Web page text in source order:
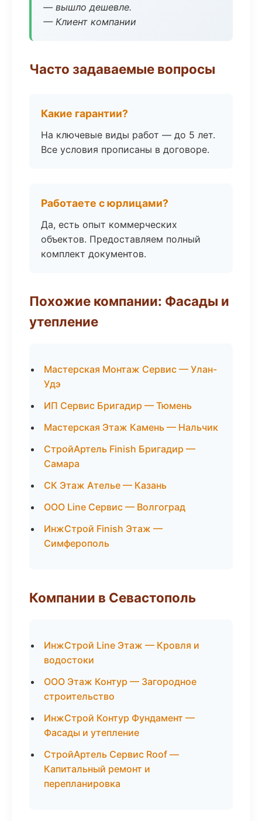
— вышло дешевле.
— Клиент компании
Часто задаваемые вопросы
Какие гарантии?
На ключевые виды работ — до 5 лет.
Все условия прописаны в договоре.
Работаете с юрлицами?
Да, есть опыт коммерческих
объектов. Предоставляем полный
комплект документов.
Похожие компании: Фасады и
утепление
Мастерская Монтаж Сервис — Улан-
Удэ
ИП Сервис Бригадир — Тюмень
Мастерская Этаж Камень — Нальчик
СтройАртель Finish Бригадир —
Самара
СК Этаж Ателье — Казань
ООО Line Сервис — Волгоград
ИнжСтрой Finish Этаж —
Симферополь
Компании в Севастополь
ИнжСтрой Line Этаж — Кровля и
водостоки
ООО Этаж Контур — Загородное
строительство
ИнжСтрой Контур Фундамент —
Фасады и утепление
СтройАртель Сервис Roof —
Капитальный ремонт и
перепланировка